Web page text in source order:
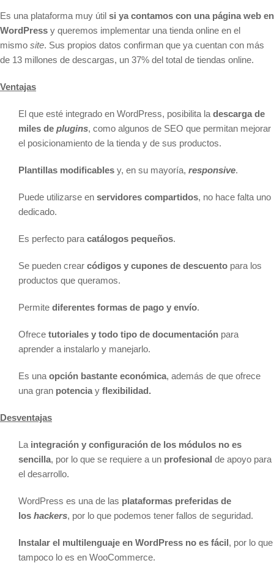
Es una plataforma muy útil si ya contamos con una página web en
WordPress y queremos implementar una tienda online en el
mismo site. Sus propios datos confirman que ya cuentan con más
de 13 millones de descargas, un 37% del total de tiendas online.
Ventajas
El que esté integrado en WordPress, posibilita la descarga de
miles de plugins, como algunos de SEO que permitan mejorar
el posicionamiento de la tienda y de sus productos.
Plantillas modificables y, en su mayoría, responsive.
Puede utilizarse en servidores compartidos, no hace falta uno
dedicado.
Es perfecto para catálogos pequeños.
Se pueden crear códigos y cupones de descuento para los
productos que queramos.
Permite diferentes formas de pago y envío.
Ofrece tutoriales y todo tipo de documentación para
aprender a instalarlo y manejarlo.
Es una opción bastante económica, además de que ofrece
una gran potencia y flexibilidad.
Desventajas
La integración y configuración de los módulos no es
sencilla, por lo que se requiere a un profesional de apoyo para
el desarrollo.
WordPress es una de las plataformas preferidas de
los hackers, por lo que podemos tener fallos de seguridad.
Instalar el multilenguaje en WordPress no es fácil, por lo que
tampoco lo es en WooCommerce.